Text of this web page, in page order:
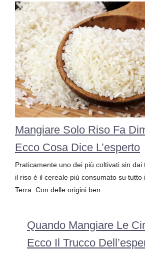
Mangiare Solo Riso Fa
Ecco Cosa Dice L’esperto
Praticamente uno dei più coltivati sin dai
il riso è il cereale più consumato su tutto
Terra. Con delle origini ben …
Quando Mangiare Le
Ecco Il Trucco